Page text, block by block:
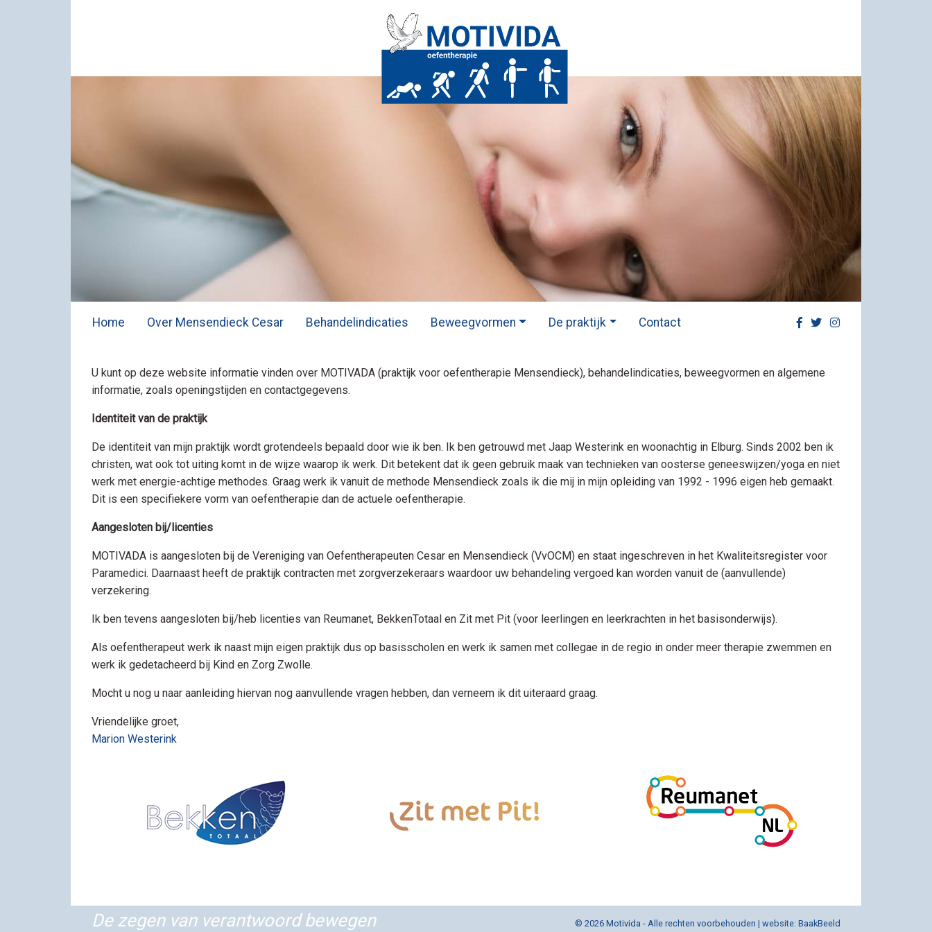
Home Over Mensendieck Cesar Behandelindicaties Beweegvormen De praktijk Contact
U kunt op deze website informatie vinden over MOTIVADA (praktijk voor oefentherapie Mensendieck), behandelindicaties, beweegvormen en algemene
informatie, zoals openingstijden en contactgegevens.
Identiteit van de praktijk
De identiteit van mijn praktijk wordt grotendeels bepaald door wie ik ben. Ik ben getrouwd met Jaap Westerink en woonachtig in Elburg. Sinds 2002 ben ik
christen, wat ook tot uiting komt in de wijze waarop ik werk. Dit betekent dat ik geen gebruik maak van technieken van oosterse geneeswijzen/yoga en niet
werk met energie-achtige methodes. Graag werk ik vanuit de methode Mensendieck zoals ik die mij in mijn opleiding van 1992 - 1996 eigen heb gemaakt.
Dit is een specifiekere vorm van oefentherapie dan de actuele oefentherapie.
Aangesloten bij/licenties
MOTIVADA is aangesloten bij de Vereniging van Oefentherapeuten Cesar en Mensendieck (VvOCM) en staat ingeschreven in het Kwaliteitsregister voor
Paramedici. Daarnaast heeft de praktijk contracten met zorgverzekeraars waardoor uw behandeling vergoed kan worden vanuit de (aanvullende)
verzekering.
Ik ben tevens aangesloten bij/heb licenties van Reumanet, BekkenTotaal en Zit met Pit (voor leerlingen en leerkrachten in het basisonderwijs).
Als oefentherapeut werk ik naast mijn eigen praktijk dus op basisscholen en werk ik samen met collegae in de regio in onder meer therapie zwemmen en
werk ik gedetacheerd bij Kind en Zorg Zwolle.
Mocht u nog u naar aanleiding hiervan nog aanvullende vragen hebben, dan verneem ik dit uiteraard graag.
Vriendelijke groet,
Marion Westerink
De zegen van verantwoord bewegen © 2026 Motivida - Alle rechten voorbehouden | website: BaakBeeld